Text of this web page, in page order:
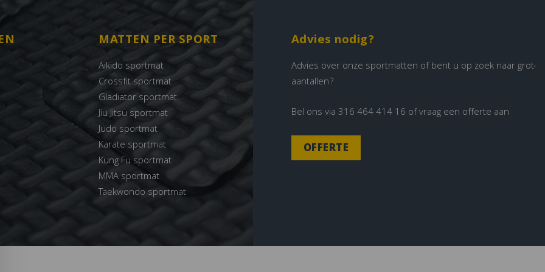
MATTEN PER SPORT
Aikido sportmat
Crossfit sportmat
Gladiator sportmat
Jiu Jitsu sportmat
Judo sportmat
Karate sportmat
Kung Fu sportmat
MMA sportmat
Taekwondo sportmat
Advies nodig?
Advies over onze sportmatten of bent u op zoek naar grote
aantallen?
Bel ons via 316 464 414 16 of vraag een offerte aan
OFFERTE